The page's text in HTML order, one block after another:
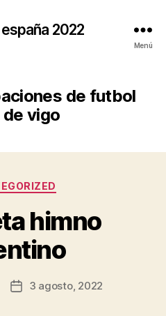
2022
Menú
de futbol
vigo
Categorías
himno
Fecha3 agosto, 2022